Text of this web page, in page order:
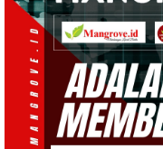
POLITIK · 19 Nov 202417:57WIB